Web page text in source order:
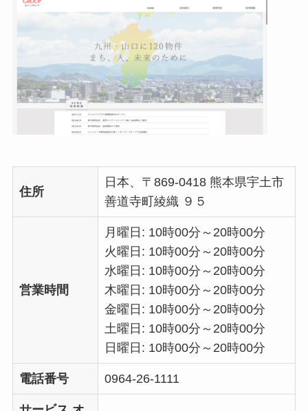
住所
日本、〒869-0418 熊本県宇土市
善道寺町綾織 ９５
営業時間
月曜日: 10時00分～20時00分
火曜日: 10時00分～20時00分
水曜日: 10時00分～20時00分
木曜日: 10時00分～20時00分
金曜日: 10時00分～20時00分
土曜日: 10時00分～20時00分
日曜日: 10時00分～20時00分
電話番号 0964-26-1111